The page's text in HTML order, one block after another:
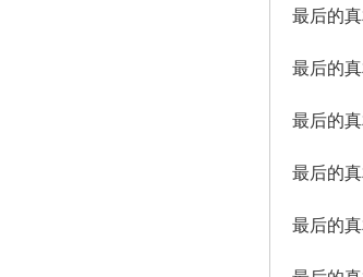
最后的
最后的
最后的
最后的
最后的